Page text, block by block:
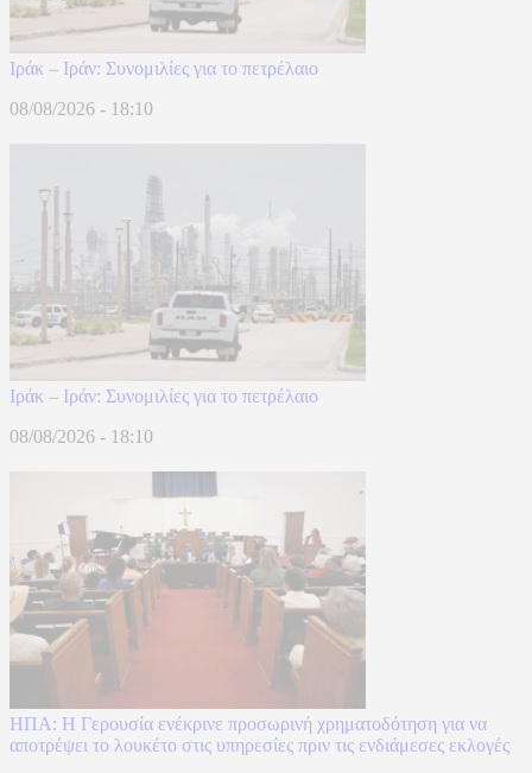
Ιράκ – Ιράν: Συνομιλίες για το πετρέλαιο
08/08/2026 - 18:10
Ιράκ – Ιράν: Συνομιλίες για το πετρέλαιο
08/08/2026 - 18:10
ΗΠΑ: Η Γερουσία ενέκρινε προσωρινή χρηματοδότηση για να
αποτρέψει το λουκέτο στις υπηρεσίες πριν τις ενδιάμεσες εκλογές